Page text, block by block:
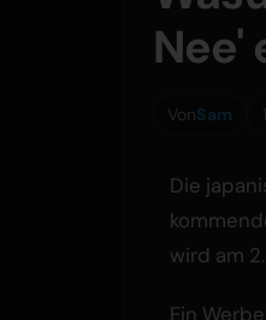
Nee'
VonSam
Die
wird am
Ein